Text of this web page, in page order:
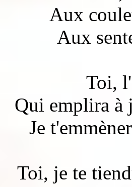
Aux
Aux
Toi,
Qui emplira à
Je
Toi, je te